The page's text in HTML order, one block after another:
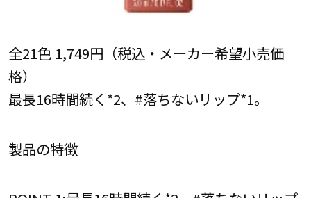
全21色 1,749円（税込・メーカー希望小売価
格）
最長16時間続く*2、#落ちないリップ*1。
製品の特徴